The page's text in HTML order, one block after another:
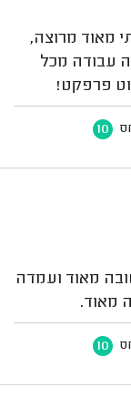
מאוד מרוצה,
עבודה מכל
פרפקט!
10
מאוד ועמדה
מאוד.
10